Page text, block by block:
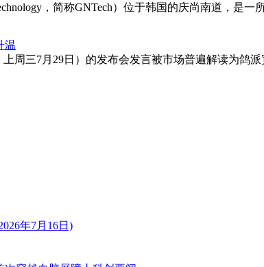
，简称GNTech）位于韩国的庆尚南道，是
温
周三7月29日）的发布会发言被市场普遍解读为鸽
年7月16日)